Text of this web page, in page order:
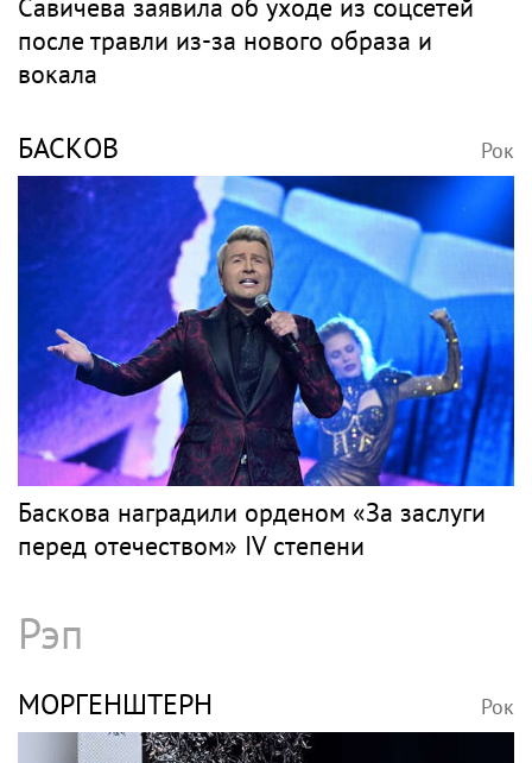
после травли из-за нового образа и
вокала
БАСКОВ Рок
Баскова наградили орденом «За заслуги
перед отечеством» IV степени
Рэп
МОРГЕНШТЕРН Рок